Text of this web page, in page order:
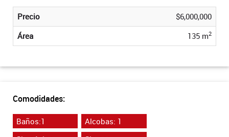
Precio
$6,000,000
Área
135 m2
Comodidades:
Baños:1
Alcobas: 1